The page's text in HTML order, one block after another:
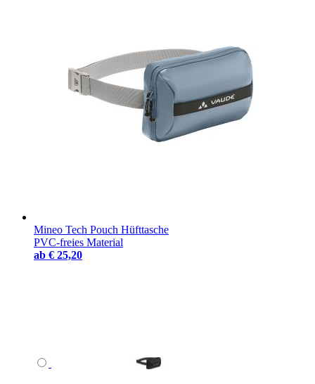
Mineo Tech Pouch Hüfttasche
PVC-freies Material
ab € 25,20